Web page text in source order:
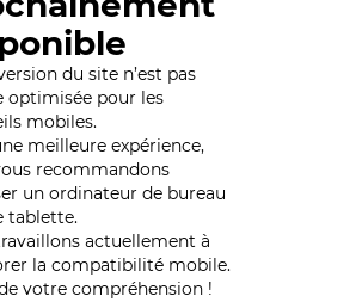
du site n’est pas
optimisée pour les
mobiles.
meilleure expérience,
recommandons
un ordinateur de bureau
tablette.
actuellement à
la compatibilité mobile.
votre compréhension !